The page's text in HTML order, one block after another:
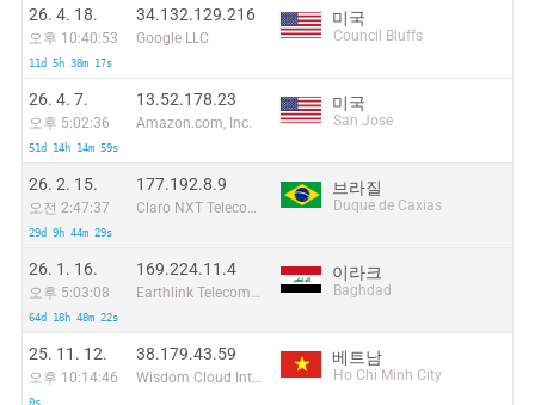
26. 4. 18.
오후 10:40:53
11d 5h 38m 17s
34.132.129.216
Google LLC
미국
Council Bluffs
26. 4. 7.
오후 5:02:36
51d 14h 14m 59s
13.52.178.23
Amazon.com, Inc.
미국
San Jose
26. 2. 15.
오전 2:47:37
29d 9h 44m 29s
177.192.8.9
Claro NXT Telecomunicacoes Ltda
브라질
Duque de Caxias
26. 1. 16.
오후 5:03:08
64d 18h 48m 22s
169.224.11.4
Earthlink Telecommunications Equipment Trading & Services DMCC
이라크
Baghdad
25. 11. 12.
오후 10:14:46
0s
38.179.43.59
Wisdom Cloud Internet Technology Pte. LTD
베트남
Ho Chi Minh City